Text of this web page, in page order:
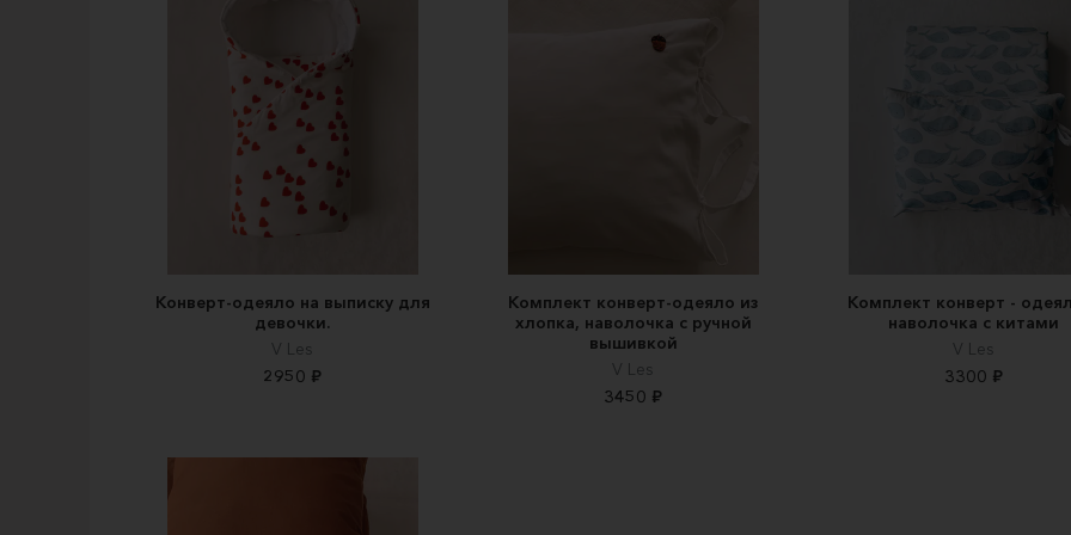
Конверт-одеяло на выписку для
девочки.
V Les
2950 ₽
Комплект конверт-одеяло из
хлопка, наволочка с ручной
вышивкой
V Les
3450 ₽
Комплект конверт -
наволочка с китами
V Les
3300 ₽